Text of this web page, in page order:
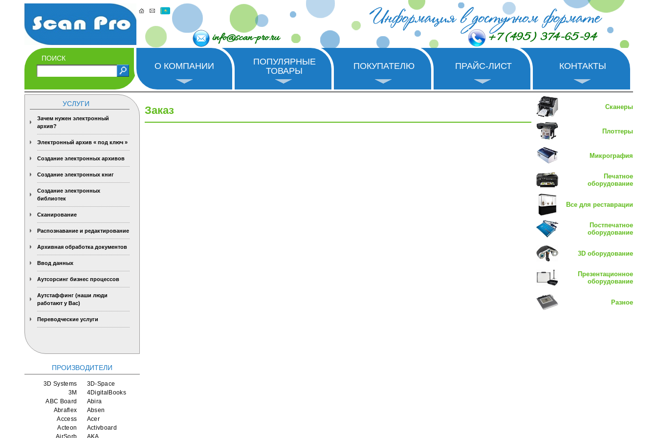
info@scan-pro.ru +7 (495) 374-65-94
ПОИСК
О КОМПАНИИ
ПОПУЛЯРНЫЕ
ТОВАРЫ
ПОКУПАТЕЛЮ ПРАЙС-ЛИСТ КОНТАКТЫ
УСЛУГИ
Зачем нужен электронный
архив?
Электронный архив « под ключ »
Создание электронных архивов
Создание электронных книг
Создание электронных
библиотек
Сканирование
Распознавание и редактирование
Архивная обработка документов
Ввод данных
Аутсорсинг бизнес процессов
Аутстаффинг (наши люди
работают у Вас)
Переводческие услуги
ПРОИЗВОДИТЕЛИ
3D Systems
3D-Space
3M
4DigitalBooks
ABC Board
Abira
Abraflex
Absen
Access
Acer
Acteon
Activboard
AirSorb
AKA
Заказ Сканеры
Плоттеры
Микрография
Печатное
оборудование
Все для реставрации
Постпечатное
оборудование
3D оборудование
Презентационное
оборудование
Разное